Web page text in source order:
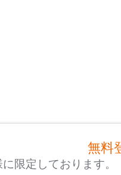
無料
限定しております。